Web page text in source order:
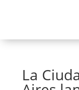
La